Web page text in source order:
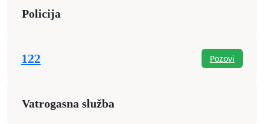
Policija
122 Pozovi
Vatrogasna služba